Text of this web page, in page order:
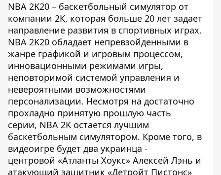
NBA 2K20 – баскетбольный симулятор от
компании 2К, которая больше 20 лет задает
направление развития в спортивных играх.
NBA 2K20 обладает непревзойденными в
жанре графикой и игровым процессом,
инновационными режимами игры,
неповторимой системой управления и
невероятными возможностями
персонализации. Несмотря на достаточно
прохладно принятую прошлую часть
серии, NBA 2K остается лучшим
баскетбольным симулятором. Кроме того, в
видеоигре будет два украинца -
центровой «Атланты Хоукс» Алексей Лэнь и
атакующий защитник «Детройт Пистонс»